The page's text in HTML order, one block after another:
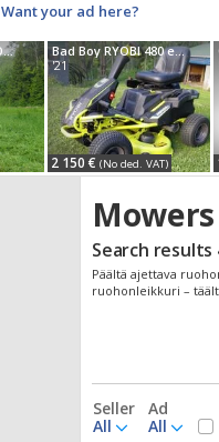
Want your ad here?
Finman 120 RUOHONLEIKKURI
Bad Boy RYOBI 480 e sähköleikkuri
'21
2 150 € (No ded. VAT)
Mowers
Search results
Päältä ajettava
ruohonleikkuri –
Seller
All
Ad
All